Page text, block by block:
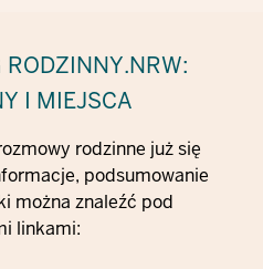
RODZINNY.NRW:
I MIEJSCA
rodzinne już się
podsumowanie
można znaleźć pod
linkami: